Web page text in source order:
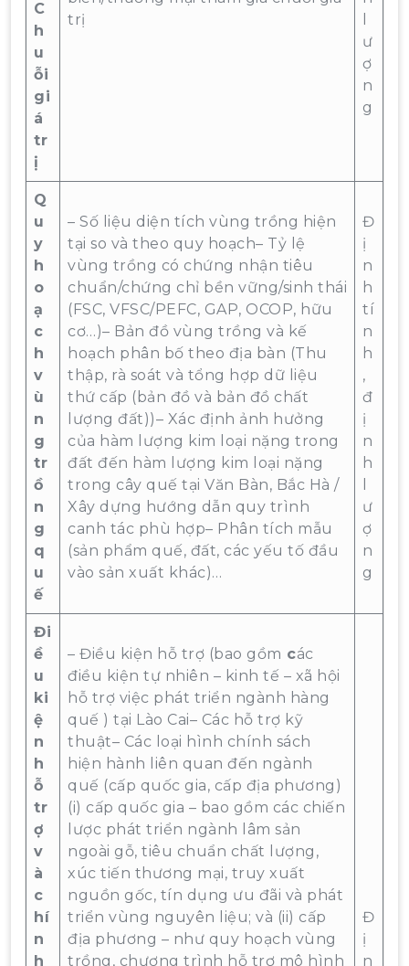
C
h
u
ỗi
gi
á
tr
ị
trị
ư
ợ
n
g
Q
u
y
h
o
ạ
c
h
v
ù
n
g
tr
ồ
n
g
q
u
ế
– Số liệu diện tích vùng trồng hiện
tại so và theo quy hoạch– Tỷ lệ
vùng trồng có chứng nhận tiêu
chuẩn/chứng chỉ bền vững/sinh thái
(FSC, VFSC/PEFC, GAP, OCOP, hữu
cơ…)– Bản đồ vùng trồng và kế
hoạch phân bố theo địa bàn (Thu
thập, rà soát và tổng hợp dữ liệu
thứ cấp (bản đồ và bản đồ chất
lượng đất))– Xác định ảnh hưởng
của hàm lượng kim loại nặng trong
đất đến hàm lượng kim loại nặng
trong cây quế tại Văn Bàn, Bắc Hà /
Xây dựng hướng dẫn quy trình
canh tác phù hợp– Phân tích mẫu
(sản phẩm quế, đất, các yếu tố đầu
vào sản xuất khác)…
Đ
ị
n
h
tí
n
h
,
đ
ị
n
h
ư
ợ
n
g
Đi
ề
u
ki
ệ
n
h
ỗ
tr
ợ
v
à
c
hí
n
h
– Điều kiện hỗ trợ (bao gồm các
điều kiện tự nhiên – kinh tế – xã hội
hỗ trợ việc phát triển ngành hàng
quế ) tại Lào Cai– Các hỗ trợ kỹ
thuật– Các loại hình chính sách
hiện hành liên quan đến ngành
quế (cấp quốc gia, cấp địa phương)
(i) cấp quốc gia – bao gồm các chiến
lược phát triển ngành lâm sản
ngoài gỗ, tiêu chuẩn chất lượng,
xúc tiến thương mại, truy xuất
nguồn gốc, tín dụng ưu đãi và phát
triển vùng nguyên liệu; và (ii) cấp
địa phương – như quy hoạch vùng
trồng, chương trình hỗ trợ mô hình
Đ
ị
n